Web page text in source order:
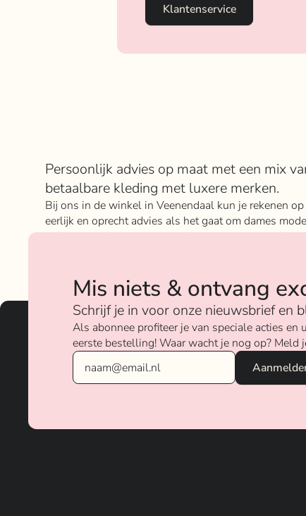
Klantenservice
Over Rokje Klokje
Persoonlijk advies op maat met een mix
betaalbare kleding met luxere merken.
Bij ons in de winkel in Veenendaal kun je rekenen op
eerlijk en oprecht advies als het gaat om dames
geloven sterk in ons concept; het mixen en matchen
Over ons
Mis niets & ontvang
Schrijf je in voor onze nieuwsbrief en
Als abonnee profiteer je van speciale acties
eerste bestelling! Waar wacht je nog op? Meld